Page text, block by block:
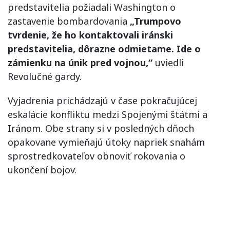
predstavitelia požiadali Washington o
zastavenie bombardovania „Trumpovo
tvrdenie, že ho kontaktovali iránski
predstavitelia, dôrazne odmietame. Ide o
zámienku na únik pred vojnou,“ uviedli
Revolučné gardy.
Vyjadrenia prichádzajú v čase pokračujúcej
eskalácie konfliktu medzi Spojenými štátmi a
Iránom. Obe strany si v posledných dňoch
opakovane vymieňajú útoky napriek snahám
sprostredkovateľov obnoviť rokovania o
ukončení bojov.